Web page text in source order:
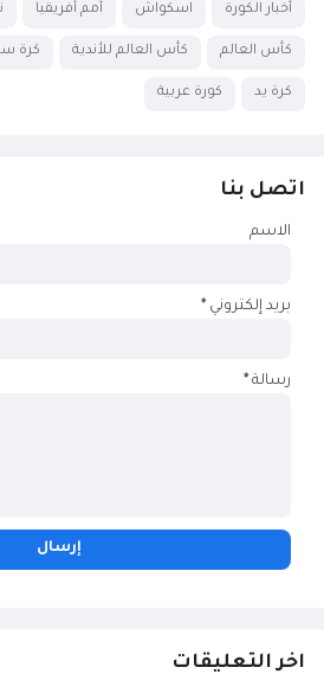
أخبار الكورة اسكواش أمم أفريقيا
كأس العالم كأس العالم للأندية كرة
كرة يد كورة عربية
اتصل بنا
الاسم
بريد إلكتروني*
رسالة*
اخر التعليقات